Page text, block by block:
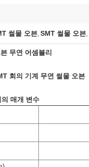
썰물 오븐, SMT 썰물 오븐,
무연 어셈블리
회의 기계 무연 썰물 오븐
매개 변수